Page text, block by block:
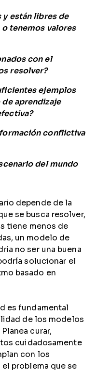
y están libres de
o tenemos valores
con el
resolver?
ejemplos
aprendizaje
conflictiva
del mundo
depende de la
se busca resolver,
tiene menos de
un modelo de
no ser una buena
solucionar el
basado en
es fundamental
de los modelos
curar,
cuidadosamente
con los
problema que se